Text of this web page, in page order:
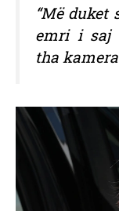
“Më
emri i saj
tha